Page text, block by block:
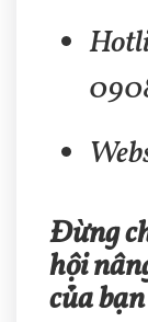
Đừng
hội
của